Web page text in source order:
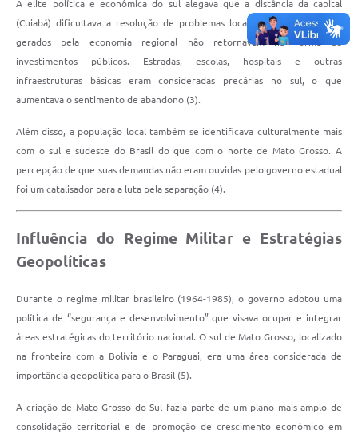
A elite política e econômica do sul alegava que a distância da capital
(Cuiabá) dificultava a resolução de problemas locais e que os recursos
gerados pela economia regional não retornavam na forma de
investimentos públicos. Estradas, escolas, hospitais e outras
infraestruturas básicas eram consideradas precárias no sul, o que
aumentava o sentimento de abandono (3).
Além disso, a população local também se identificava culturalmente mais
com o sul e sudeste do Brasil do que com o norte de Mato Grosso. A
percepção de que suas demandas não eram ouvidas pelo governo estadual
foi um catalisador para a luta pela separação (4).
Influência do Regime Militar e Estratégias
Geopolíticas
Durante o regime militar brasileiro (1964-1985), o governo adotou uma
política de “segurança e desenvolvimento” que visava ocupar e integrar
áreas estratégicas do território nacional. O sul de Mato Grosso, localizado
na fronteira com a Bolívia e o Paraguai, era uma área considerada de
importância geopolítica para o Brasil (5).
A criação de Mato Grosso do Sul fazia parte de um plano mais amplo de
consolidação territorial e de promoção de crescimento econômico em